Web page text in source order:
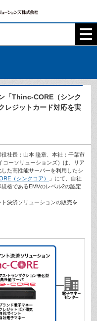
「Thinc-CORE（シンク
レジットカード対応を実
社長：山本 隆章、本社：千葉市
コーソリューションズ）は、リア
た高性能サーバーを利用したシ
（シンクコア）
」にて、自社
格であるEMVのレベル2の認定
決済ソリューションの販売を